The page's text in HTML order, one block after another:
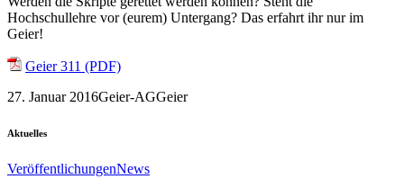
Hochschullehre vor (eurem) Untergang? Das erfahrt ihr nur im
Geier!
Geier 311 (PDF)
27. Januar 2016Geier-AGGeier
Aktuelles
VeröffentlichungenNews